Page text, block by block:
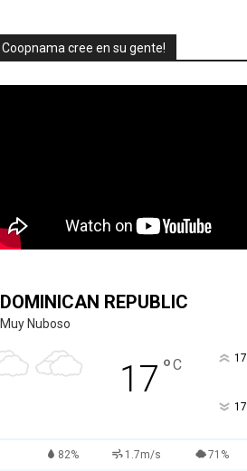
Coopnama cree en su gente!
DOMINICAN REPUBLIC
Muy Nuboso
17 °C 17
17
82% 1.7m/s 71%